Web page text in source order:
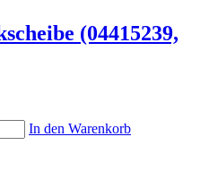
(04415239,
In den Warenkorb